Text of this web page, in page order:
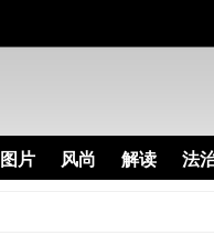
图片 风尚 解读 法